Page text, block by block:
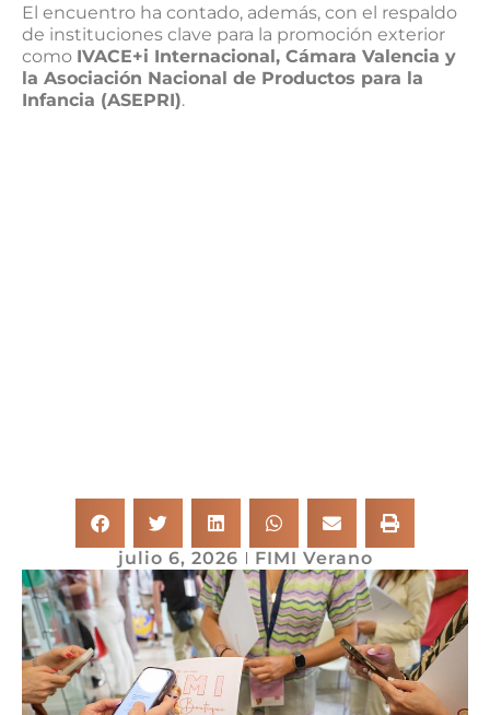
julio 6, 2026 FIMI Verano
El encuentro ha contado, además, con el respaldo
de instituciones clave para la promoción exterior
como IVACE+i Internacional, Cámara Valencia y
la Asociación Nacional de Productos para la
Infancia (ASEPRI).